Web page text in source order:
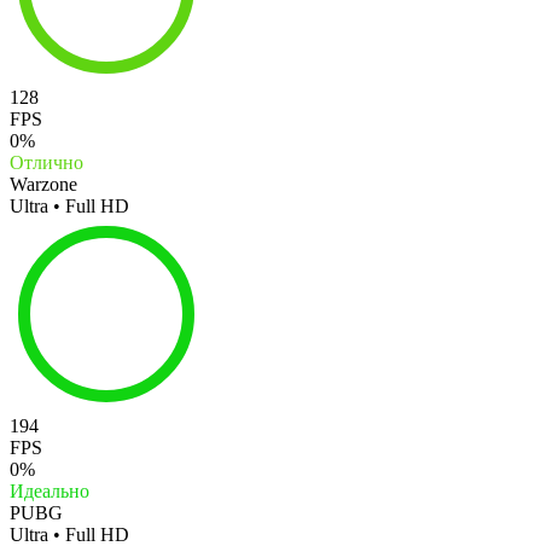
128
FPS
0%
Отлично
Warzone
Ultra • Full HD
194
FPS
0%
Идеально
PUBG
Ultra • Full HD